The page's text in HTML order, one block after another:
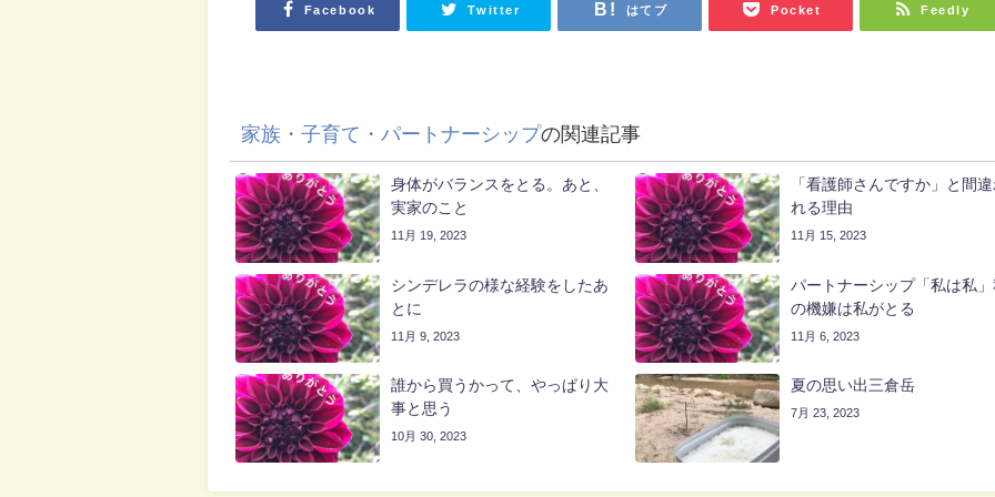
Facebook Twitter はてブ Pocket Feedly
家族・子育て・パートナーシップの関連記事
身体がバランスをとる。あと、
実家のこと
11月 19, 2023
「看護師さんですか」と間
れる理由
11月 15, 2023
シンデレラの様な経験をしたあ
とに
11月 9, 2023
パートナーシップ「私は私
の機嫌は私がとる
11月 6, 2023
誰から買うかって、やっぱり大
事と思う
10月 30, 2023
夏の思い出三倉岳
7月 23, 2023